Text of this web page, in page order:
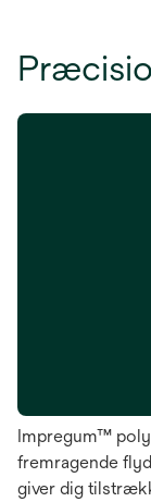
Impregum™
fremragende
giver dig